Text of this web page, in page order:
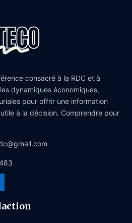
consacré à la RDC et à
dynamiques économiques,
pour offrir une information
à la décision. Comprendre pour